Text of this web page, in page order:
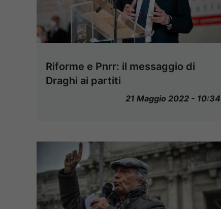
Riforme e Pnrr: il messaggio di
Draghi ai partiti
21 Maggio 2022 - 10:34